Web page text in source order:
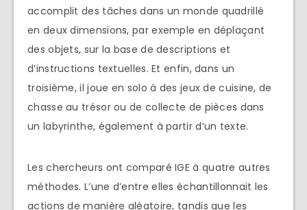
accomplit des tâches dans un monde quadrillé
en deux dimensions, par exemple en déplaçant
des objets, sur la base de descriptions et
d’instructions textuelles. Et enfin, dans un
troisième, il joue en solo à des jeux de cuisine, de
chasse au trésor ou de collecte de pièces dans
un labyrinthe, également à partir d’un texte.
Les chercheurs ont comparé IGE à quatre autres
méthodes. L’une d’entre elles échantillonnait les
actions de manière aléatoire, tandis que les